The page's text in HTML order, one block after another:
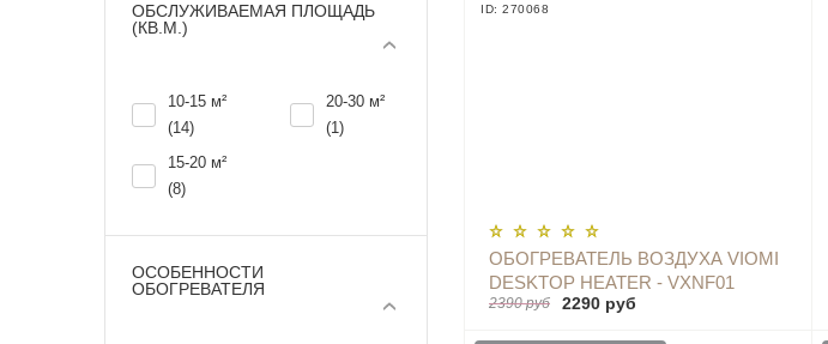
ОБСЛУЖИВАЕМАЯ ПЛОЩАДЬ
(КВ.М.)
10-15 м²
(14)
20-30 м²
(1)
15-20 м²
(8)
ОСОБЕННОСТИ
ОБОГРЕВАТЕЛЯ
ID: 270068
ОБОГРЕВАТЕЛЬ ВОЗДУХА VIOMI
DESKTOP HEATER - VXNF01
2390 руб 2290 руб
ОПОВЕСТИТЬ